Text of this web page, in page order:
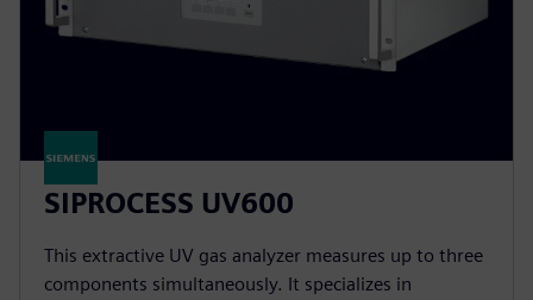
SIPROCESS UV600
This extractive UV gas analyzer measures up to three
components simultaneously. It specializes in